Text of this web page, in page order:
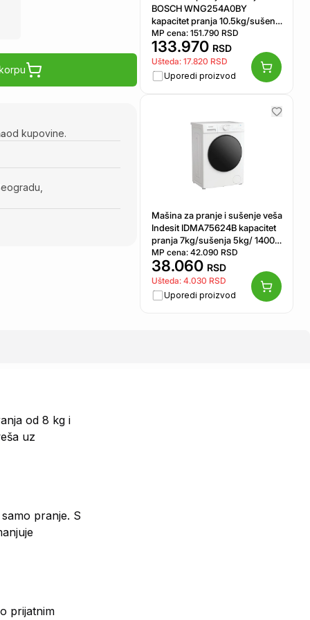
od kupovine.
BOSCH WNG254A0BY
kapacitet pranja 10.5kg/sušenja
6kg/ 1400 obrtaja
MP cena: 151.790 RSD
133.970 RSD
Ušteda: 17.820 RSD
Uporedi proizvod
Mašina za pranje i sušenje veša
Indesit IDMA75624B kapacitet
pranja 7kg/sušenja 5kg/ 1400
obrtaja
MP cena: 42.090 RSD
38.060 RSD
Ušteda: 4.030 RSD
Uporedi proizvod
od 8 kg i
uz
pranje. S
prijatnim